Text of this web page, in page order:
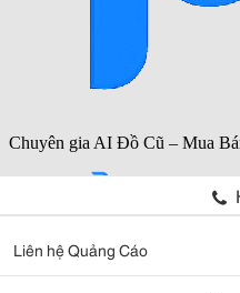
Liên hệ Quảng Cáo